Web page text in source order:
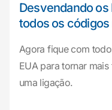
Desvendando os
todos os
Agora fique com
EUA para tornar
uma ligação.